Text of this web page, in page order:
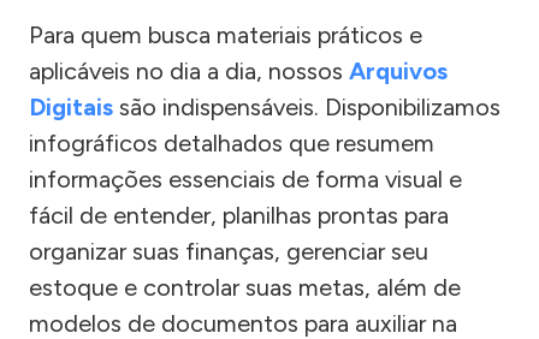
Para quem busca materiais práticos e
aplicáveis no dia a dia, nossos Arquivos
Digitais são indispensáveis. Disponibilizamos
infográficos detalhados que resumem
informações essenciais de forma visual e
fácil de entender, planilhas prontas para
organizar suas finanças, gerenciar seu
estoque e controlar suas metas, além de
modelos de documentos para auxiliar na